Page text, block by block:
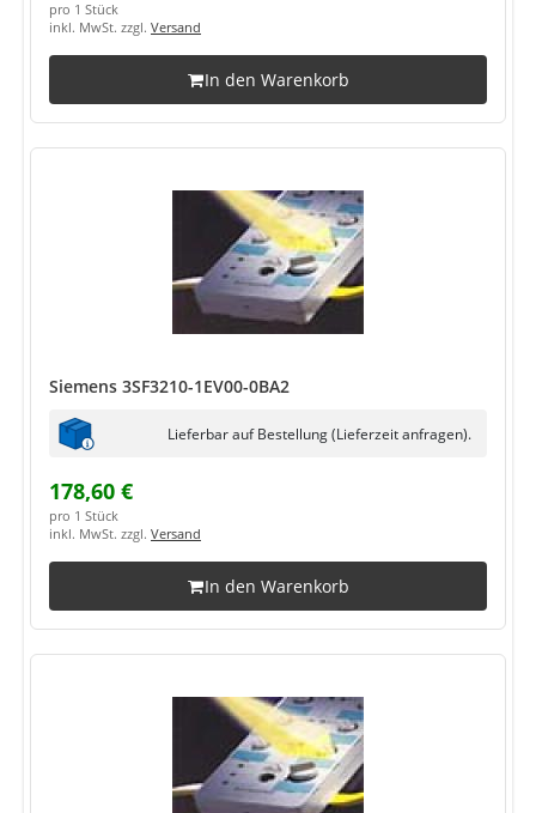
pro 1 Stück
inkl. MwSt. zzgl. Versand
In den Warenkorb
Siemens 3SF3210-1EV00-0BA2
Lieferbar auf Bestellung (Lieferzeit anfragen).
178,60 €
pro 1 Stück
inkl. MwSt. zzgl. Versand
In den Warenkorb